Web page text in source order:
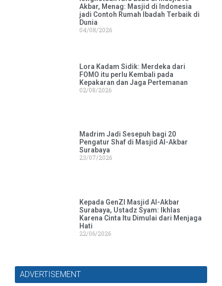
Akbar, Menag: Masjid di Indonesia
jadi Contoh Rumah Ibadah Terbaik di
Dunia
04/08/2026
Lora Kadam Sidik: Merdeka dari
FOMO itu perlu Kembali pada
Kepakaran dan Jaga Pertemanan
02/08/2026
Madrim Jadi Sesepuh bagi 20
Pengatur Shaf di Masjid Al-Akbar
Surabaya
23/07/2026
Kepada GenZI Masjid Al-Akbar
Surabaya, Ustadz Syam: Ikhlas
Karena Cinta Itu Dimulai dari Menjaga
Hati
22/06/2026
ADVERTISEMENT